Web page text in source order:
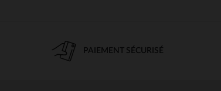
PAIEMENT SÉCURISÉ